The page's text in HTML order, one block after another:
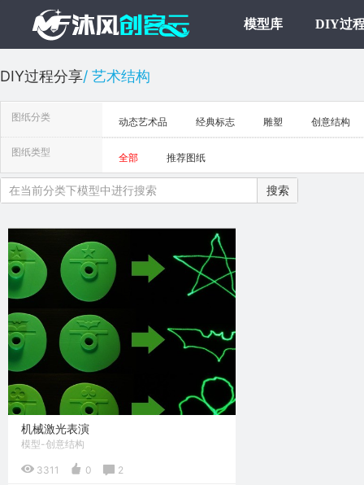
模型库 DIY过
DIY过程分享 艺术结构
图纸分类 动态艺术品 经典标志 雕塑 创意结构
图纸类型 全部 推荐图纸
搜索
机械激光表演
模型-创意结构
3311 0 2